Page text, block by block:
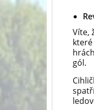
Víte,
gól.